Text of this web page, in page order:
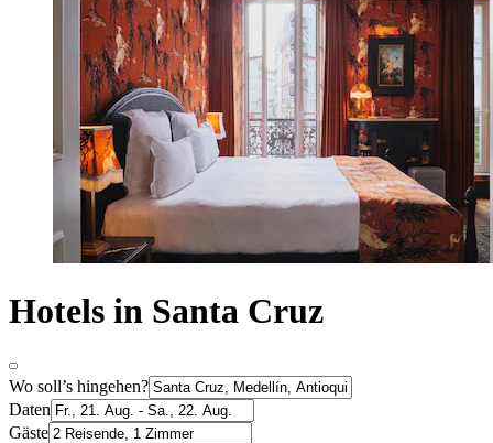
Hotels in Santa Cruz
Wo soll’s hingehen?
Daten
Gäste